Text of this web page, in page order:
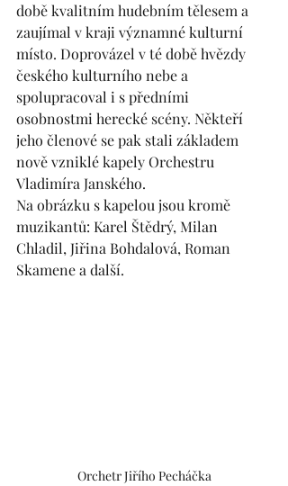
době kvalitním hudebním tělesem a
zaujímal v kraji významné kulturní
místo. Doprovázel v té době hvězdy
českého kulturního nebe a
spolupracoval i s předními
osobnostmi herecké scény. Někteří
jeho členové se pak stali základem
nově vzniklé kapely Orchestru
Vladimíra Janského.
Na obrázku s kapelou jsou kromě
muzikantů: Karel Štědrý, Milan
Chladil, Jiřina Bohdalová, Roman
Skamene a další.
Orchetr Jiřího Pecháčka